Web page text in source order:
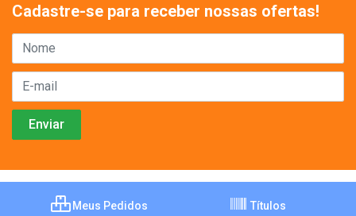
Cadastre-se para receber nossas ofertas!
Meus Pedidos Títulos